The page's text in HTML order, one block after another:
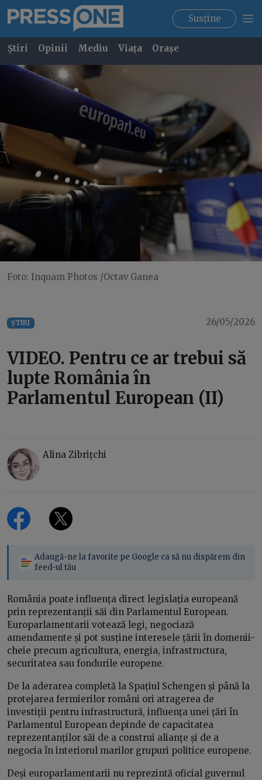
Susține
Știri Opinii Mediu Viața Orașe
Foto: Inquam Photos /Octav Ganea
ȘTIRI 26/05/2026
VIDEO. Pentru ce ar trebui să
lupte România în
Parlamentul European (II)
Alina Zibrițchi
Adaugă-ne la favorite pe Google ca să nu dispărem din
feed-ul tău
România poate influența direct legislația europeană
prin reprezentanții săi din Parlamentul European.
Europarlamentarii votează legi, negociază
amendamente și pot susține interesele țării în domenii-
cheie precum agricultura, energia, infrastructura,
securitatea sau fondurile europene.
De la aderarea completă la Spațiul Schengen și până la
protejarea fermierilor români ori atragerea de
investiții pentru infrastructură, influența unei țări în
Parlamentul European depinde de capacitatea
reprezentanților săi de a construi alianțe și de a
negocia în interiorul marilor grupuri politice europene.
Deși europarlamentarii nu reprezintă oficial guvernul